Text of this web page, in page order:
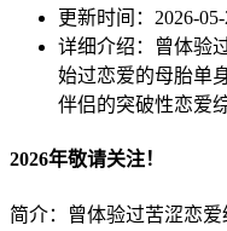
更新时间： 2026-
详细介绍：
曾体验
始过恋爱的母胎单
伴侣的突破性恋爱
2026年敬请关注！
简介：曾体验过苦涩恋